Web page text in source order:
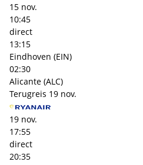
15 nov.
10:45
direct
13:15
Eindhoven (EIN)
02:30
Alicante (ALC)
Terugreis 19 nov.
19 nov.
17:55
direct
20:35